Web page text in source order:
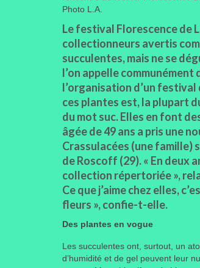
Photo L.A.
Le festival Florescence de
collectionneurs avertis
succulentes, mais ne se
l’on appelle
l’organisation d’un festival
ces plantes est, la plupart
du mot suc. Elles en font
âgée de 49 ans a pris une
Crassulacées (une famille)
de Roscoff (29). « En deux
collection répertoriée »,
Ce que j’aime chez elles,
fleurs », confie-t-elle.
Des plantes en vogue
Les succulentes ont, surtout, un
d’humidité et de gel peuvent leur